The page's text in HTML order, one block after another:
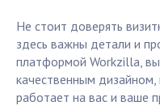
Не стоит доверять
здесь важны детали и
платформой Workzilla,
качественным
работает на вас и ваше